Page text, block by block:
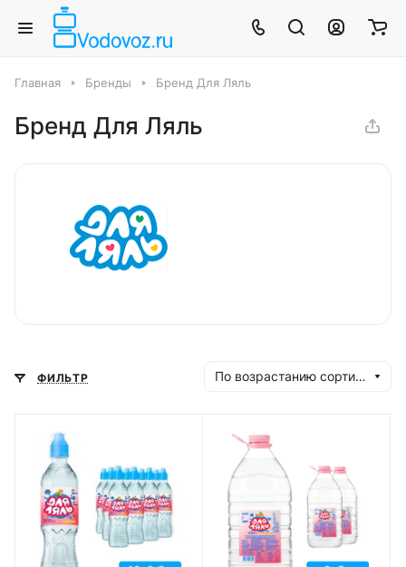
Главная Бренды Бренд Для Ляль
Бренд Для Ляль
ФИЛЬТР По возрастанию сортировки